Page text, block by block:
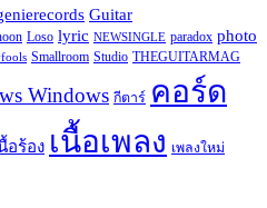
Guitar
Loso lyric NEWSINGLE paradox photo
Smallroom Studio THEGUITARMAG
Windows กีตาร์ คอร์ด
อร้อง เนื้อเพลง เพลงใหม่